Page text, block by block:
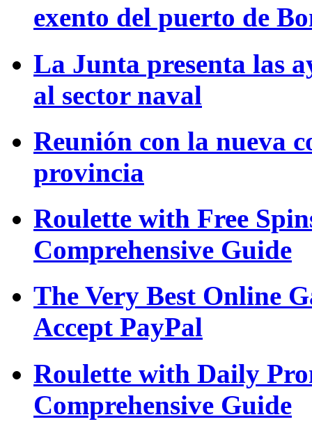
exento del puerto de
La Junta presenta las
al sector naval
Reunión con la nueva
provincia
Roulette with Free
Comprehensive Guide
The Very Best Online
Accept PayPal
Roulette with Daily
Comprehensive Guide